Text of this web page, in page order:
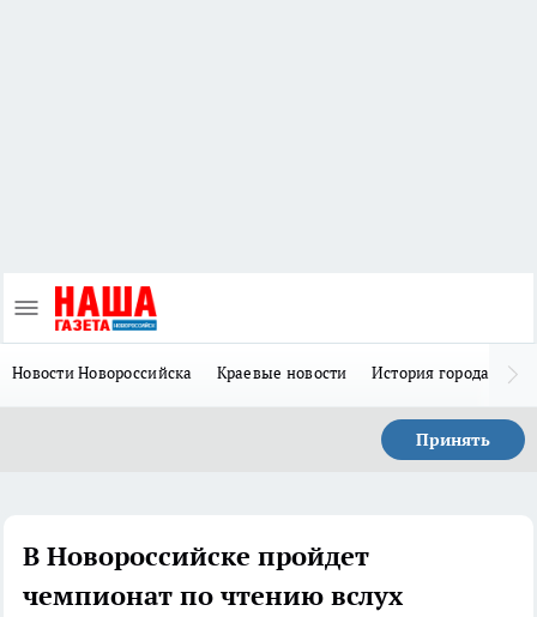
Новости Новороссийска Краевые новости История города Н
Принять
В Новороссийске пройдет
чемпионат по чтению вслух